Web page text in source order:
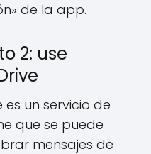
de la app.
2: use
es un servicio de
que se puede
mensajes de